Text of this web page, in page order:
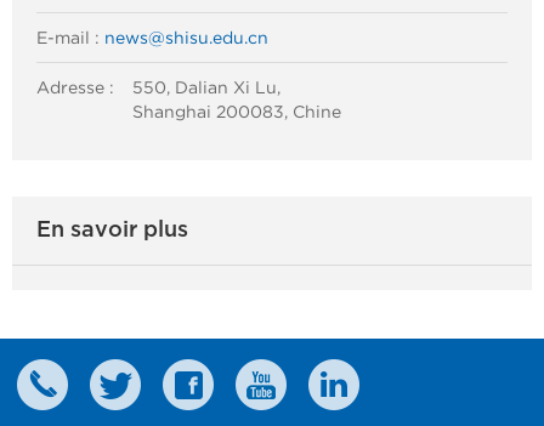
E-mail : news@shisu.edu.cn
Adresse :
550, Dalian Xi Lu,
Shanghai 200083, Chine
En savoir plus